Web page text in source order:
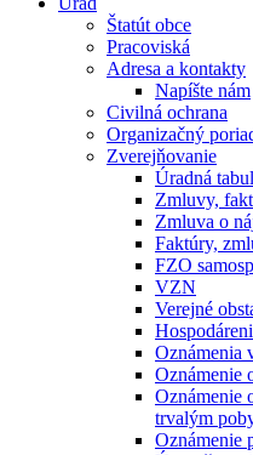
Štatút obce
Pracoviská
Adresa a kontakty
Napíšte nám
Civilná ochrana
Organizačný
Zverejňovanie
Úradná
Zmluvy,
Zmluva o
Faktúry,
FZO
VZN
Verejné
Oznámenia
Oznámenie
Oznámenie
trvalým
Oznámenie